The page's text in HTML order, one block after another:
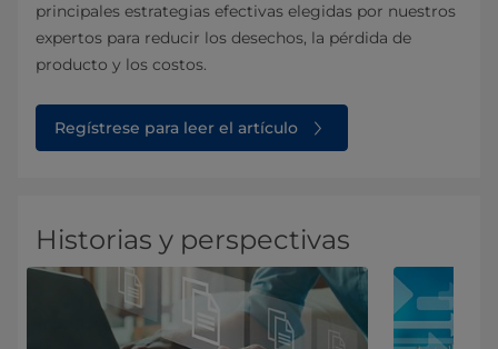
principales estrategias efectivas elegidas por nuestros
expertos para reducir los desechos, la pérdida de
producto y los costos.
Regístrese para leer el artículo
Historias y perspectivas